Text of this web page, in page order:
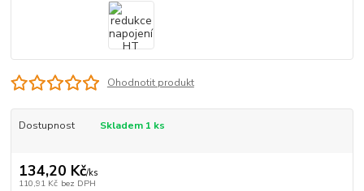
Ohodnotit produkt
Dostupnost Skladem 1 ks
134,20 Kč/ks
110,91 Kč bez DPH